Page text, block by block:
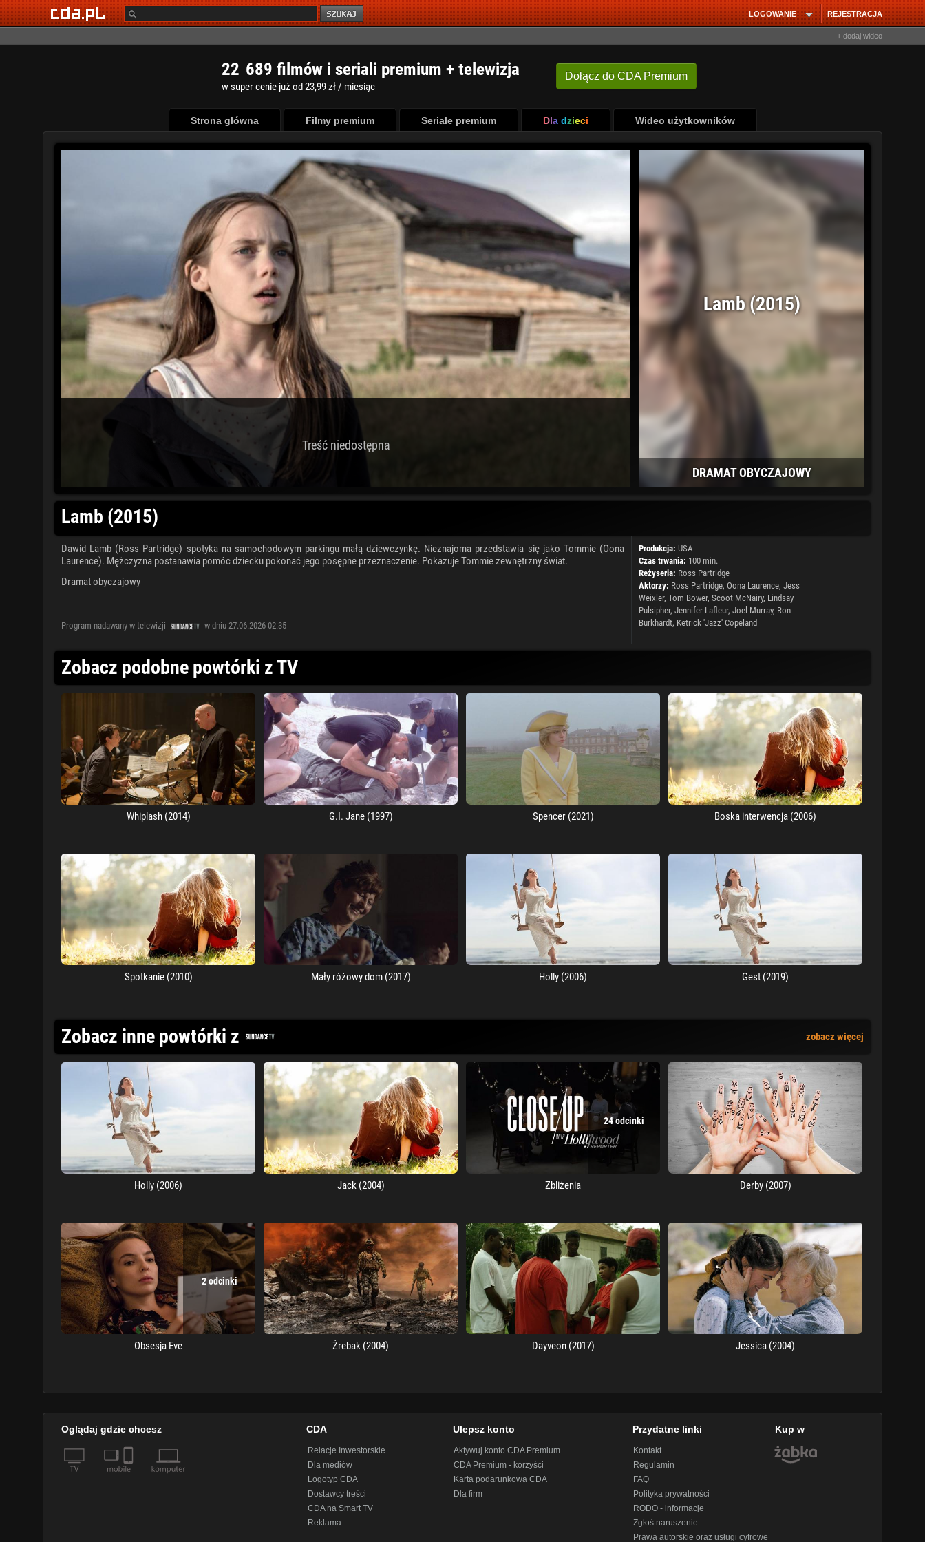
REJESTRACJA
LOGOWANIE
+ dodaj wideo
Dołącz do CDA Premium
22 689 filmów i seriali premium + telewizja
w super cenie już od 23,99 zł / miesiąc
Strona główna Filmy premium Seriale premium Dla dzieci Wideo użytkowników
Treść niedostępna
Lamb (2015)
DRAMAT OBYCZAJOWY
Lamb (2015)
Dawid Lamb (Ross Partridge) spotyka na samochodowym parkingu małą dziewczynkę. Nieznajoma przedstawia się jako Tommie (Oona
Laurence). Mężczyzna postanawia pomóc dziecku pokonać jego posępne przeznaczenie. Pokazuje Tommie zewnętrzny świat.
Dramat obyczajowy
Program nadawany w telewizji w dniu 27.06.2026 02:35
Produkcja: USA
Czas trwania: 100 min.
Reżyseria: Ross Partridge
Aktorzy: Ross Partridge, Oona Laurence, Jess
Weixler, Tom Bower, Scoot McNairy, Lindsay
Pulsipher, Jennifer Lafleur, Joel Murray, Ron
Burkhardt, Ketrick 'Jazz' Copeland
Zobacz podobne powtórki z TV
Whiplash (2014) G.I. Jane (1997) Spencer (2021) Boska interwencja (2006)
Spotkanie (2010) Mały różowy dom (2017) Holly (2006) Gest (2019)
Zobacz inne powtórki z zobacz więcej
Holly (2006) Jack (2004)
24 odcinki
Zbliżenia Derby (2007)
2 odcinki
Obsesja Eve Źrebak (2004) Dayveon (2017) Jessica (2004)
Oglądaj gdzie chcesz CDA
Relacje Inwestorskie
Dla mediów
Logotyp CDA
Dostawcy treści
CDA na Smart TV
Reklama
Ulepsz konto
Aktywuj konto CDA Premium
CDA Premium - korzyści
Karta podarunkowa CDA
Dla firm
Przydatne linki
Kontakt
Regulamin
FAQ
Polityka prywatności
RODO - informacje
Zgłoś naruszenie
Prawa autorskie oraz usługi cyfrowe
Kup w